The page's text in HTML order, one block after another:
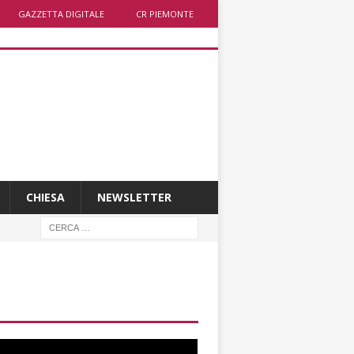
GAZZETTA DIGITALE CR PIEMONTE
CHIESA NEWSLETTER